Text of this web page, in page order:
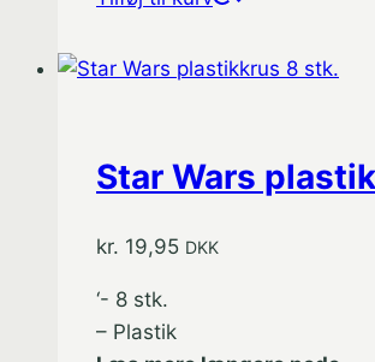
Star Wars
kr. 19,95 DKK
‘- 8 stk.
– Plastik